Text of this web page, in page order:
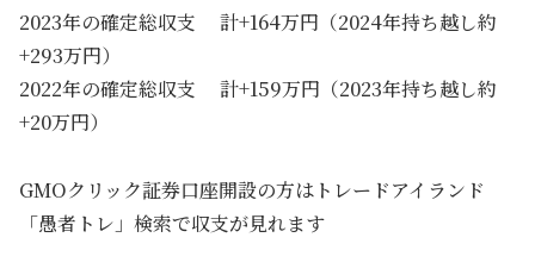
2023年の確定総収支 計+164万円（2024年持ち越し約
+293万円）
2022年の確定総収支 計+159万円（2023年持ち越し約
+20万円）
GMOクリック証券口座開設の方はトレードアイランド
「愚者トレ」検索で収支が見れます